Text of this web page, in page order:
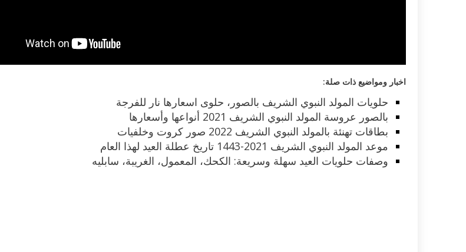
اخبار ومواضيع ذات صلة:
حلويات المولد النبوي الشريف بالصور، حلوى اسعارها نار للفرجة
بالصور عروسة المولد النبوي الشريف 2021 أنواعها وأسعارها
بطاقات تهنئة بالمولد النبوي الشريف 2022 صور كروت وخلفيات
موعد المولد النبوي الشريف 2021-1443 تاريخ عطلة العيد لهذا العام
وصفات حلويات العيد سهلة وسريعة: الكحك، المعمول، الغريبة، سابليه